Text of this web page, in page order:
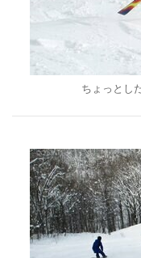
ちょっとし